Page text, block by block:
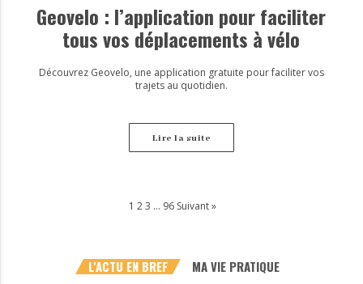
Geovelo : l’application pour faciliter
tous vos déplacements à vélo
Découvrez Geovelo, une application gratuite pour faciliter vos
trajets au quotidien.
Lire la suite
1 2 3 … 96 Suivant »
L'ACTU EN BREF MA VIE PRATIQUE